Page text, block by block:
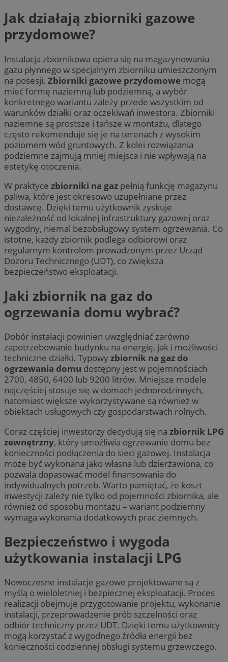
Jak działają zbiorniki gazowe
przydomowe?
Instalacja zbiornikowa opiera się na magazynowaniu
gazu płynnego w specjalnym zbiorniku umieszczonym
na posesji. Zbiorniki gazowe przydomowe mogą
mieć formę naziemną lub podziemną, a wybór
konkretnego wariantu zależy przede wszystkim od
warunków działki oraz oczekiwań inwestora. Zbiorniki
naziemne są prostsze i tańsze w montażu, dlatego
często rekomenduje się je na terenach z wysokim
poziomem wód gruntowych. Z kolei rozwiązania
podziemne zajmują mniej miejsca i nie wpływają na
estetykę otoczenia.
W praktyce zbiorniki na gaz pełnią funkcję magazynu
paliwa, które jest okresowo uzupełniane przez
dostawcę. Dzięki temu użytkownik zyskuje
niezależność od lokalnej infrastruktury gazowej oraz
wygodny, niemal bezobsługowy system ogrzewania. Co
istotne, każdy zbiornik podlega odbiorowi oraz
regularnym kontrolom prowadzonym przez Urząd
Dozoru Technicznego (UDT), co zwiększa
bezpieczeństwo eksploatacji.
Jaki zbiornik na gaz do
ogrzewania domu wybrać?
Dobór instalacji powinien uwzględniać zarówno
zapotrzebowanie budynku na energię, jak i możliwości
techniczne działki. Typowyzbiornik na gaz do
ogrzewania domu dostępny jest w pojemnościach
2700, 4850, 6400 lub 9200 litrów. Mniejsze modele
najczęściej stosuje się w domach jednorodzinnych,
natomiast większe wykorzystywane są również w
obiektach usługowych czy gospodarstwach rolnych.
Coraz częściej inwestorzy decydują się na zbiornik LPG
zewnętrzny, który umożliwia ogrzewanie domu bez
konieczności podłączenia do sieci gazowej. Instalacja
może być wykonana jako własna lub dzierżawiona, co
pozwala dopasować model finansowania do
indywidualnych potrzeb. Warto pamiętać, że koszt
inwestycji zależy nie tylko od pojemności zbiornika, ale
również od sposobu montażu – wariant podziemny
wymaga wykonania dodatkowych prac ziemnych.
Bezpieczeństwo i wygoda
użytkowania instalacji LPG
Nowoczesne instalacje gazowe projektowane są z
myślą o wieloletniej i bezpiecznej eksploatacji. Proces
realizacji obejmuje przygotowanie projektu, wykonanie
instalacji, przeprowadzenie prób szczelności oraz
odbiór techniczny przez UDT. Dzięki temu użytkownicy
mogą korzystać z wygodnego źródła energii bez
konieczności codziennej obsługi systemu grzewczego.